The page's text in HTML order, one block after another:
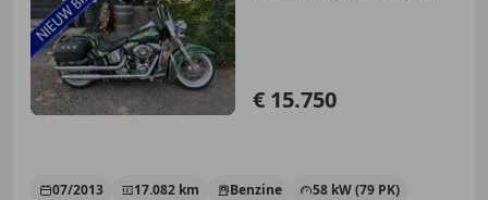
€ 15.750
07/2013 17.082 km Benzine 58 kW (79 PK)